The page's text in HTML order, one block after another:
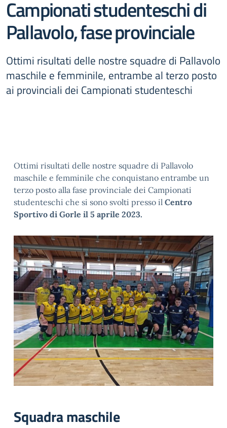
Campionati studenteschi di
Pallavolo, fase provinciale
Ottimi risultati delle nostre squadre di Pallavolo
maschile e femminile, entrambe al terzo posto
ai provinciali dei Campionati studenteschi
Ottimi risultati delle nostre squadre di Pallavolo
maschile e femminile che conquistano entrambe un
terzo posto alla fase provinciale dei Campionati
studenteschi che si sono svolti presso il Centro
Sportivo di Gorle il 5 aprile 2023.
Squadra maschile